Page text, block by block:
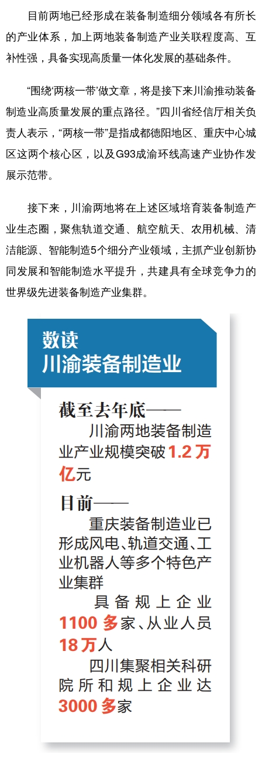
目前两地已经形成在装备制造细分领域各有所长
的产业体系，加上两地装备制造产业关联程度高、互
补性强，具备实现高质量一体化发展的基础条件。
“围绕‘两核一带’做文章，将是接下来川渝推动装备
制造业高质量发展的重点路径。”四川省经信厅相关负
责人表示，“两核一带”是指成都德阳地区、重庆中心城
区这两个核心区，以及G93成渝环线高速产业协作发
展示范带。
接下来，川渝两地将在上述区域培育装备制造产
业生态圈，聚焦轨道交通、航空航天、农用机械、清
洁能源、智能制造5个细分产业领域，主抓产业创新协
同发展和智能制造水平提升，共建具有全球竞争力的
世界级先进装备制造产业集群。